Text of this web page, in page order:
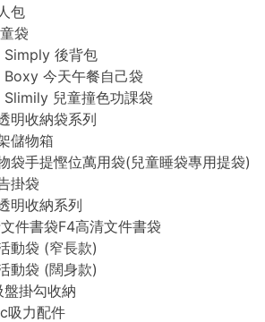
包
袋
Simply 後背包
Boxy 今天午餐自己袋
Slimily 兒童撞色功課袋
明收納袋系列
儲物箱
袋手提慳位萬用袋(兒童睡袋專用提袋)
掛袋
明收納系列
件書袋F4高清文件書袋
動袋 (窄長款)
動袋 (闊身款)
掛勾收納
吸力配件